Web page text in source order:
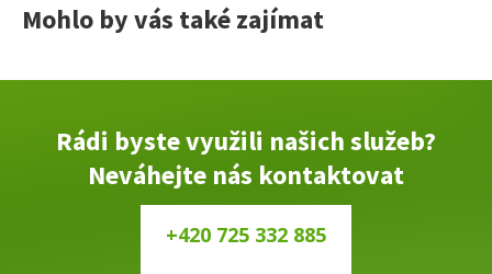
Mohlo by vás také zajímat
Rádi byste využili našich služeb?
Neváhejte nás kontaktovat
+420 725 332 885